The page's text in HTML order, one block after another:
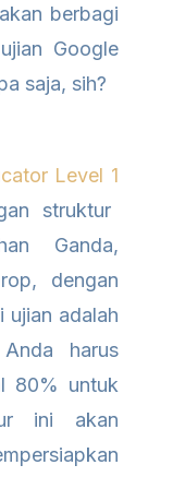
berbagi
Google
saja, sih?
Level 1
struktur
Ganda,
dengan
ujian adalah
harus
80% untuk
ini akan